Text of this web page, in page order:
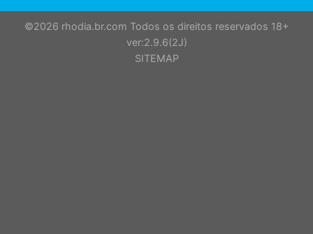
©2026 rhodia.br.com Todos os direitos reservados 18+
ver:2.9.6(2J)
SITEMAP